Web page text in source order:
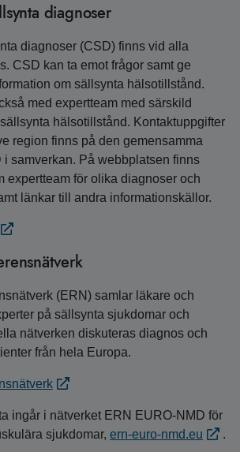
diagnoser
diagnoser (CSD) finns vid alla
CSD kan ta emot frågor samt ge
om sällsynta hälsotillstånd.
med expertteam med särskild
hälsotillstånd. Kontaktuppgifter
region finns på den gemensamma
samverkan. På webbplatsen finns
expertteam för olika diagnoser och
länkar till andra informationskällor.
(ERN) samlar läkare och
på sällsynta sjukdomar och
nätverken diskuteras diagnos och
från hela Europa.
ingår i nätverket ERN EURO-NMD för
sjukdomar, ern-euro-nmd.eu .